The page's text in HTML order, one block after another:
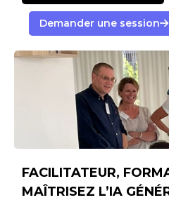
Demander une session
FACILITATEUR,
MAÎTRISEZ L’IA